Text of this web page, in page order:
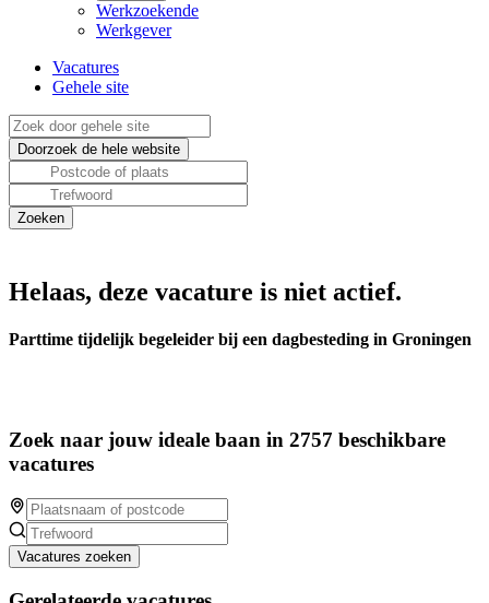
Werkzoekende
Werkgever
Vacatures
Gehele site
Helaas, deze vacature is niet actief.
Parttime tijdelijk begeleider bij een dagbesteding in Groningen
Zoek naar jouw ideale baan in 2757 beschikbare
vacatures
Vacatures zoeken